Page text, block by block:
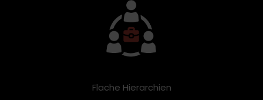
Flache Hierarchien